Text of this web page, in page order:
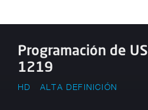
Programación de
1219
HD ALTA DEFINICIÓN